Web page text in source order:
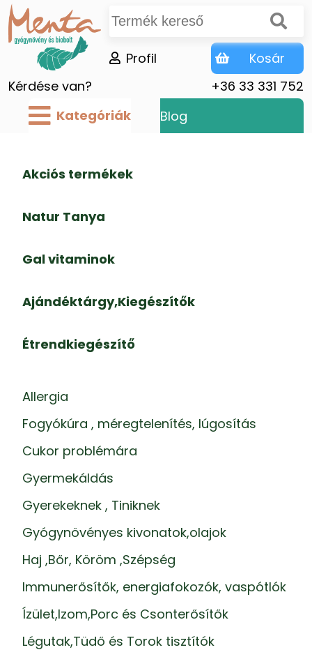
Kérdése van? +36 33 331 752
Profil Kosár
Kategóriák Blog
Akciós termékek
Natur Tanya
Gal vitaminok
Ajándéktárgy,Kiegészítők
Étrendkiegészítő
Allergia
Fogyókúra , méregtelenítés, lúgosítás
Cukor problémára
Gyermekáldás
Gyerekeknek , Tiniknek
Gyógynövényes kivonatok,olajok
Haj ,Bőr, Köröm ,Szépség
Immunerősítők, energiafokozók, vaspótlók
Ízület,Izom,Porc és Csonterősítők
Légutak,Tüdő és Torok tisztítók